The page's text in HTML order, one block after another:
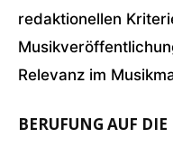
redaktionellen
Relevanz im
BERUFUNG AUF